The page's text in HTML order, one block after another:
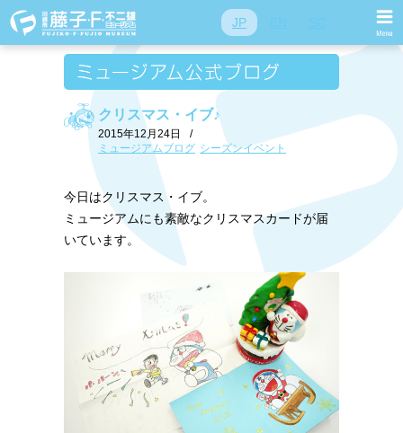
JP
クリスマス・イブ♪
2015年12月24日
/
ミュージアムブログ シーズンイベント
今日はクリスマス・イブ。
ミュージアムにも素敵なクリスマスカードが届
いています。